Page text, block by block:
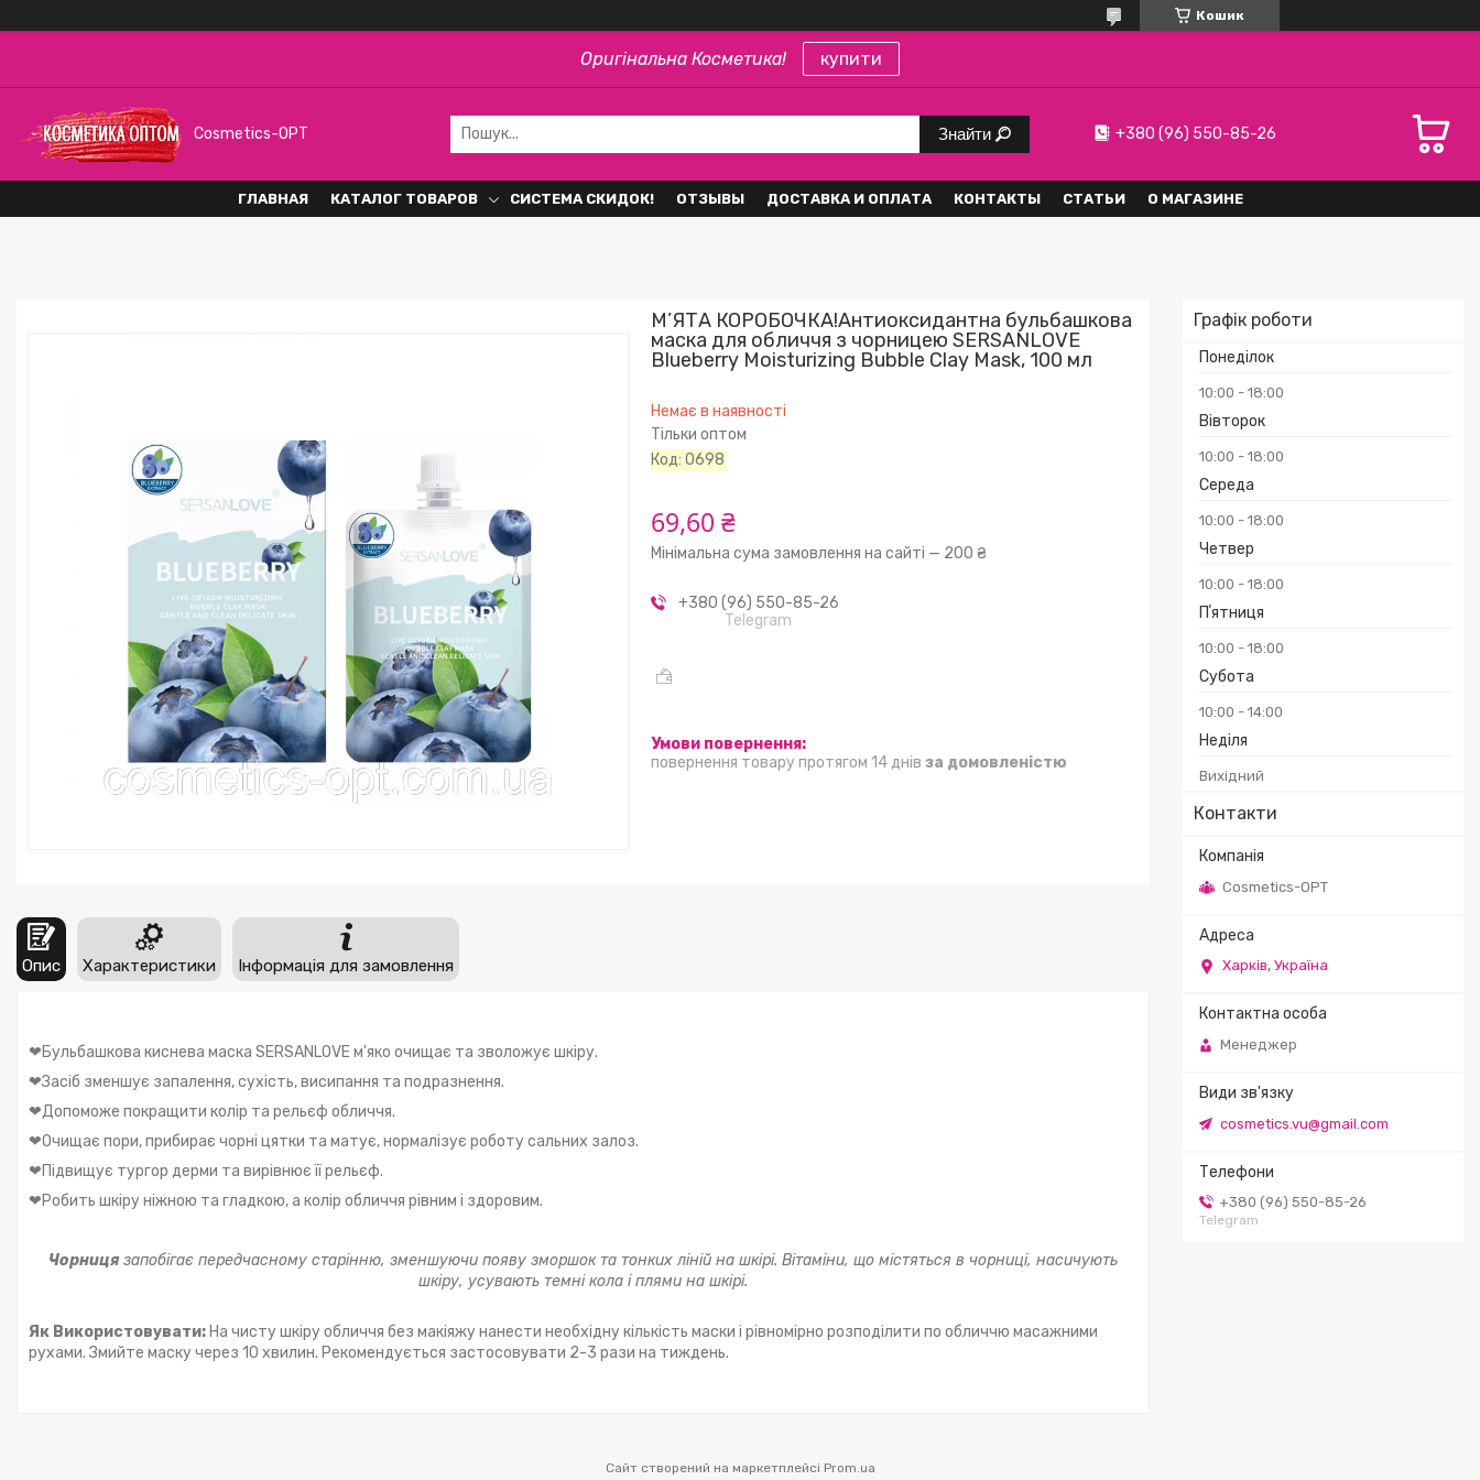
Кошик
Оригінальна Косметика! купити
Cosmetics-OPT Знайти +380 (96) 550-85-26
ГЛАВНАЯ КАТАЛОГ ТОВАРОВ СИСТЕМА СКИДОК! ОТЗЫВЫ ДОСТАВКА И ОПЛАТА КОНТАКТЫ СТАТЬИ О МАГАЗИНЕ
Графік роботи
Понеділок
10:00 18:00
Вівторок
10:00 18:00
Середа
10:00 18:00
Четвер
10:00 18:00
Пʼятниця
10:00 18:00
Субота
10:00 14:00
Неділя
Вихідний
Контакти
Cosmetics-OPT
Харків, Україна
Менеджер
cosmetics.vu@gmail.com
+380 (96) 550-85-26
Telegram
М’ЯТА КОРОБОЧКА!Антиоксидантна бульбашкова
маска для обличчя з чорницею SERSANLOVE
Blueberry Moisturizing Bubble Clay Mask, 100 мл
Немає в наявності
Тільки оптом
Код:0698
69,60 ₴
Мінімальна сума замовлення на сайті — 200 ₴
+380 (96) 550-85-26
Telegram
повернення товару протягом 14 днів за домовленістю
Опис Характеристики Інформація для замовлення
❤Бульбашкова киснева маска SERSANLOVE м'яко очищає та зволожує шкіру.
❤Засіб зменшує запалення, сухість, висипання та подразнення.
❤Допоможе покращити колір та рельєф обличчя.
❤Очищає пори, прибирає чорні цятки та матує, нормалізує роботу сальних залоз.
❤Підвищує тургор дерми та вирівнює її рельєф.
❤Робить шкіру ніжною та гладкою, а колір обличчя рівним і здоровим.
Чорниця запобігає передчасному старінню, зменшуючи появу зморшок та тонких ліній на шкірі. Вітаміни, що містяться в чорниці, насичують
шкіру, усувають темні кола і плями на шкірі.
Як Використовувати: На чисту шкіру обличчя без макіяжу нанести необхідну кількість маски і рівномірно розподілити по обличчю масажними
рухами. Змийте маску через 10 хвилин. Рекомендується застосовувати 2-3 рази на тиждень.
Сайт створений на маркетплейсі Prom.ua